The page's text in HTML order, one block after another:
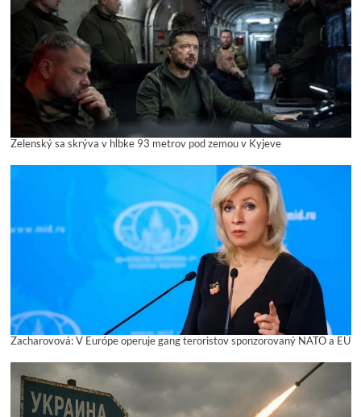
Zelenský sa skrýva v hĺbke 93 metrov pod zemou v Kyjeve
Zacharovová: V Európe operuje gang teroristov sponzorovaný NATO a EÚ